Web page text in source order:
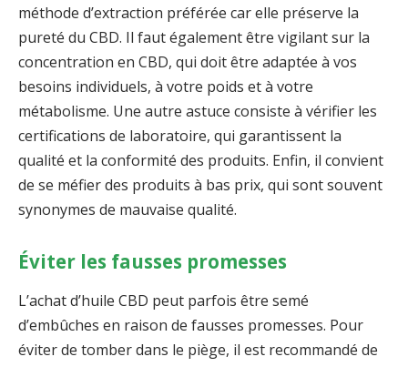
méthode d’extraction préférée car elle préserve la
pureté du CBD. Il faut également être vigilant sur la
concentration en CBD, qui doit être adaptée à vos
besoins individuels, à votre poids et à votre
métabolisme. Une autre astuce consiste à vérifier les
certifications de laboratoire, qui garantissent la
qualité et la conformité des produits. Enfin, il convient
de se méfier des produits à bas prix, qui sont souvent
synonymes de mauvaise qualité.
Éviter les fausses promesses
L’achat d’huile CBD peut parfois être semé
d’embûches en raison de fausses promesses. Pour
éviter de tomber dans le piège, il est recommandé de